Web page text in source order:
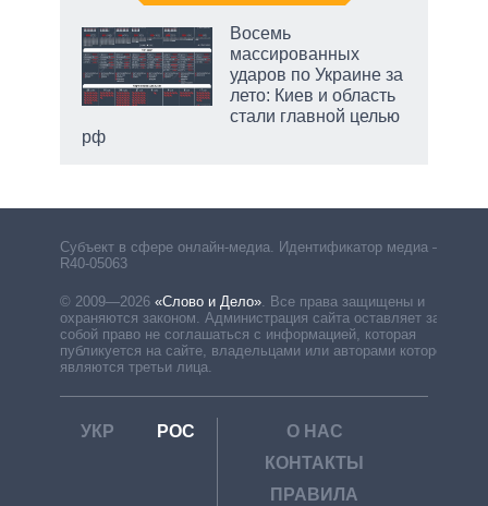
Восемь
массированных
ударов по Украине за
лето: Киев и область
стали главной целью
рф
Субъект в сфере онлайн-медиа. Идентификатор медиа –
R40-05063
© 2009—2026 «Слово и Дело» Все права защищены и
охраняются законом. Администрация сайта оставляет за
собой право не соглашаться с информацией, которая
публикуется на сайте, владельцами или авторами которой
являются третьи лица.
УКР РОС
О НАС
КОНТАКТЫ
ПРАВИЛА